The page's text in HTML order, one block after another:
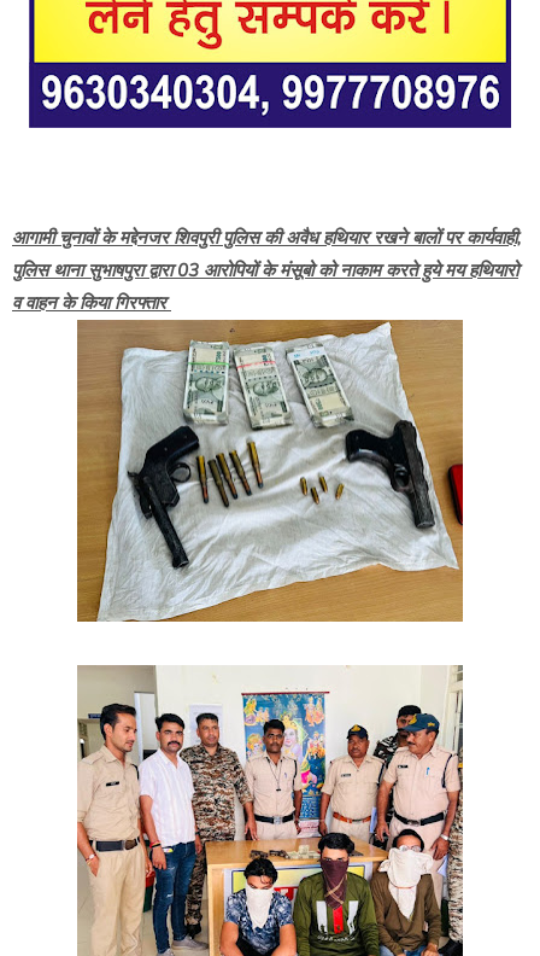
आगामी चुनावों के मद्देनजर शिवपुरी पुलिस की अवैध हथियार रखने बालों पर कार्यवाही,
पुलिस थाना सुभाषपुरा द्वारा 03 आरोपियों के मंसूबो को नाकाम करते हुये मय हथियारो
व वाहन के किया गिरफ्तार